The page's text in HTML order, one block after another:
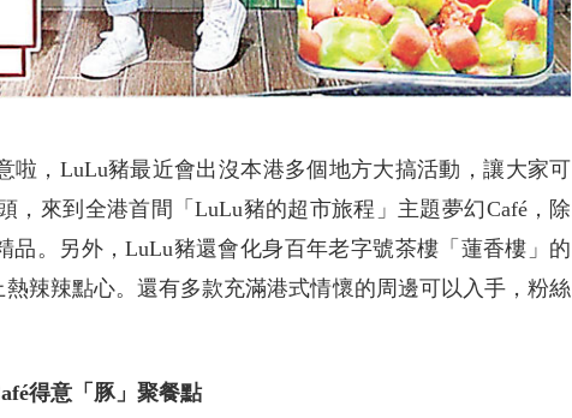
啦，LuLu豬最近會出沒本港多個地方大搞活動，讓大家可
，來到全港首間「LuLu豬的超市旅程」主題夢幻Café，除
。另外，LuLu豬還會化身百年老字號茶樓「蓮香樓」的
辣辣點心。還有多款充滿港式情懷的周邊可以入手，粉絲
得意「豚」聚餐點